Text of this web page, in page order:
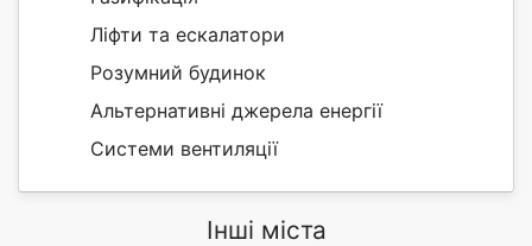
Ліфти та ескалатори
Розумний будинок
Альтернативні джерела енергії
Системи вентиляції
Інші міста